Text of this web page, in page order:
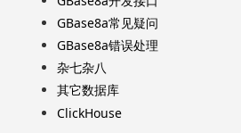
GBase8a常见疑问
GBase8a错误处理
杂七杂八
其它数据库
ClickHouse